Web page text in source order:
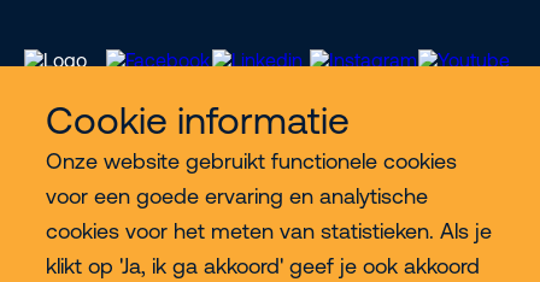
Cookie informatie
Onze website gebruikt functionele cookies
voor een goede ervaring en analytische
cookies voor het meten van statistieken. Als je
klikt op 'Ja, ik ga akkoord' geef je ook akkoord
Meer Riwal
Industries